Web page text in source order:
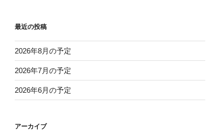
最近の投稿
2026年8月の予定
2026年7月の予定
2026年6月の予定
アーカイブ